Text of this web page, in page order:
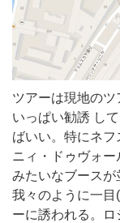
ツアーは現地の
いっぱい勧誘 し
ばいい。特にネ
ニィ・ドゥヴォ
みたいなブースが
我々のように一目
ーに誘われる。